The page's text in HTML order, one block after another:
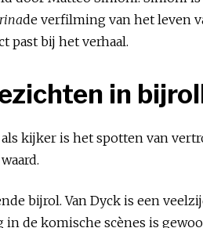
de verfilming van het leven
past bij het verhaal.
in
kijker is het spotten van
bijrol. Van Dyck is een
de komische scènes is